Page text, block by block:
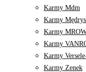
Karmy Mdm
Karmy
Karmy
Karmy
Karmy
Karmy Zenek